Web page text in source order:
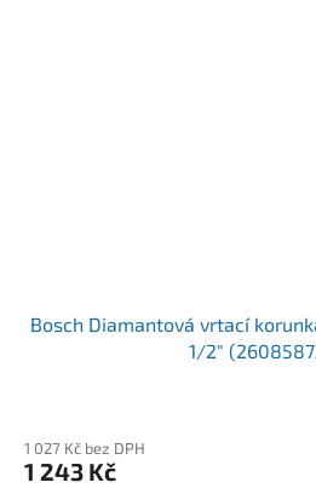
Bosch Diamantová vrtací
1/2"
1 027 Kč bez DPH
1 243 Kč